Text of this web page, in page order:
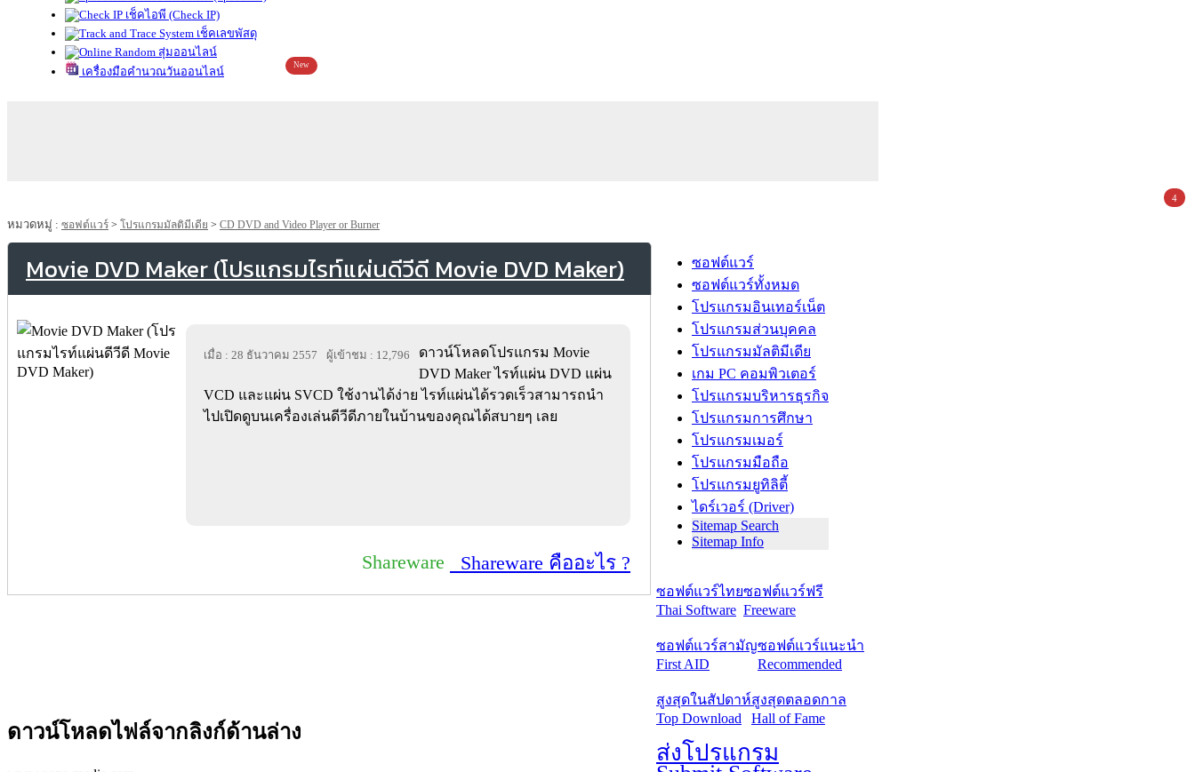
เช็คไอพี (Check IP)
เช็คเลขพัสดุ
สุ่มออนไลน์
เครื่องมือคำนวณวันออนไลน์
New
หมวดหมู่ : ซอฟต์แวร์ > โปรแกรมมัลติมีเดีย > CD DVD and Video Player or Burner
Movie DVD Maker (โปรแกรมไรท์แผ่นดีวีดี Movie DVD Maker)
เมื่อ : 28 ธันวาคม 2557 ผู้เข้าชม : 12,796
ดาวน์โหลดโปรแกรม Movie
DVD Maker ไรท์แผ่น DVD แผ่น
VCD และแผ่น SVCD ใช้งานได้ง่าย ไรท์แผ่นได้รวดเร็วสามารถนำ
ไปเปิดดูบนเครื่องเล่นดีวีดีภายในบ้านของคุณได้สบายๆ เลย
Shareware Shareware คืออะไร ?
ดาวน์โหลดไฟล์จากลิงก์ด้านล่าง
ซอฟต์แวร์
ซอฟต์แวร์ทั้งหมด
โปรแกรมอินเทอร์เน็ต
โปรแกรมส่วนบุคคล
โปรแกรมมัลติมีเดีย
เกม PC คอมพิวเตอร์
โปรแกรมบริหารธุรกิจ
โปรแกรมการศึกษา
โปรแกรมเมอร์
โปรแกรมมือถือ
โปรแกรมยูทิลิตี้
ไดร์เวอร์ (Driver)
Sitemap Search
Sitemap Info
ซอฟต์แวร์ไทย
Thai Software
ซอฟต์แวร์ฟรี
Freeware
ซอฟต์แวร์สามัญ
First AID
ซอฟต์แวร์แนะนำ
Recommended
สูงสุดในสัปดาห์
Top Download
สูงสุดตลอดกาล
Hall of Fame
ส่งโปรแกรม
4